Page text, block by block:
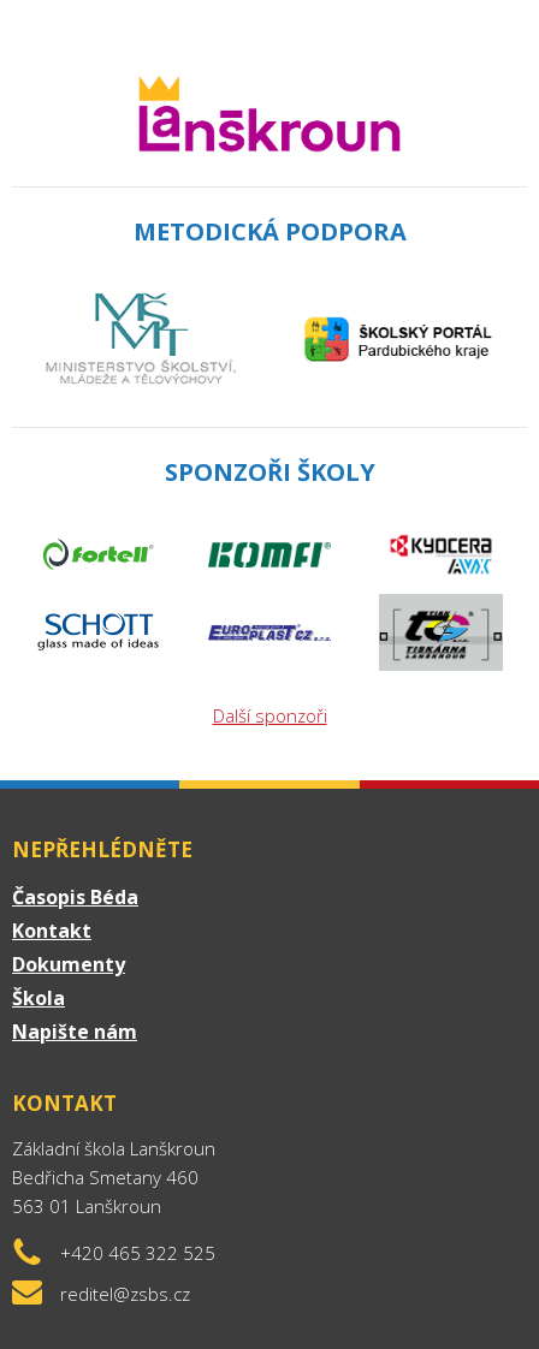
METODICKÁ PODPORA
SPONZOŘI ŠKOLY
Další sponzoři
NEPŘEHLÉDNĚTE
Časopis Béda
Kontakt
Dokumenty
Škola
Napište nám
KONTAKT
Základní škola Lanškroun
Bedřicha Smetany 460
563 01 Lanškroun
+420 465 322 525
reditel@zsbs.cz